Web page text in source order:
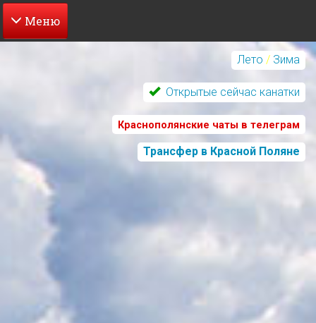
Перейти
Лето / Зима
Открытые сейчас канатки
Краснополянские чаты в телеграм
Трансфер в Красной Поляне